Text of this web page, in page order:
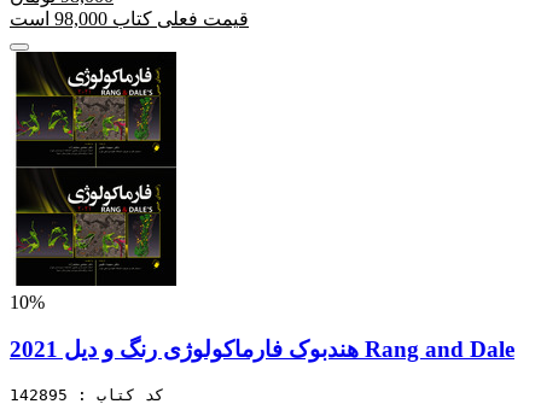
قیمت فعلی کتاب 98,000 است
10%
هندبوک فارماکولوژی رنگ و دیل 2021 Rang and Dale
کد کتاب : 142895